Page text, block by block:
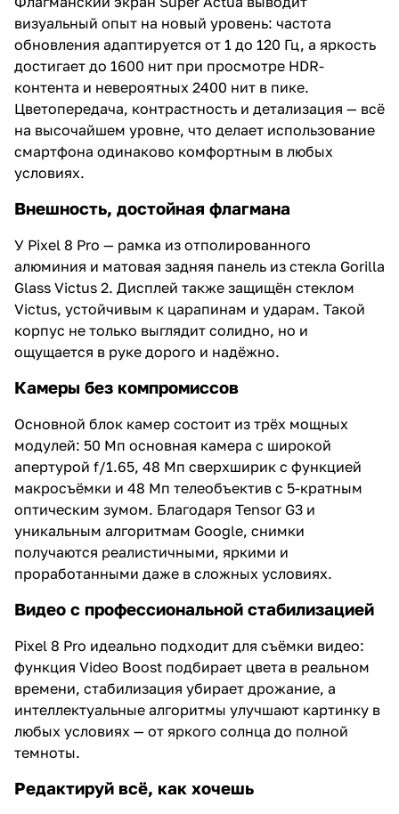
визуальный опыт на новый уровень: частота
обновления адаптируется от 1 до 120 Гц, а яркость
достигает до 1600 нит при просмотре HDR-
контента и невероятных 2400 нит в пике.
Цветопередача, контрастность и детализация — всё
на высочайшем уровне, что делает использование
смартфона одинаково комфортным в любых
условиях.
Внешность, достойная флагмана
У Pixel 8 Pro — рамка из отполированного
алюминия и матовая задняя панель из стекла Gorilla
Glass Victus 2. Дисплей также защищён стеклом
Victus, устойчивым к царапинам и ударам. Такой
корпус не только выглядит солидно, но и
ощущается в руке дорого и надёжно.
Камеры без компромиссов
Основной блок камер состоит из трёх мощных
модулей: 50 Мп основная камера с широкой
апертурой f/1.65, 48 Мп сверхширик с функцией
макросъёмки и 48 Мп телеобъектив с 5-кратным
оптическим зумом. Благодаря Tensor G3 и
уникальным алгоритмам Google, снимки
получаются реалистичными, яркими и
проработанными даже в сложных условиях.
Видео с профессиональной стабилизацией
Pixel 8 Pro идеально подходит для съёмки видео:
функция Video Boost подбирает цвета в реальном
времени, стабилизация убирает дрожание, а
интеллектуальные алгоритмы улучшают картинку в
любых условиях — от яркого солнца до полной
темноты.
Редактируй всё, как хочешь